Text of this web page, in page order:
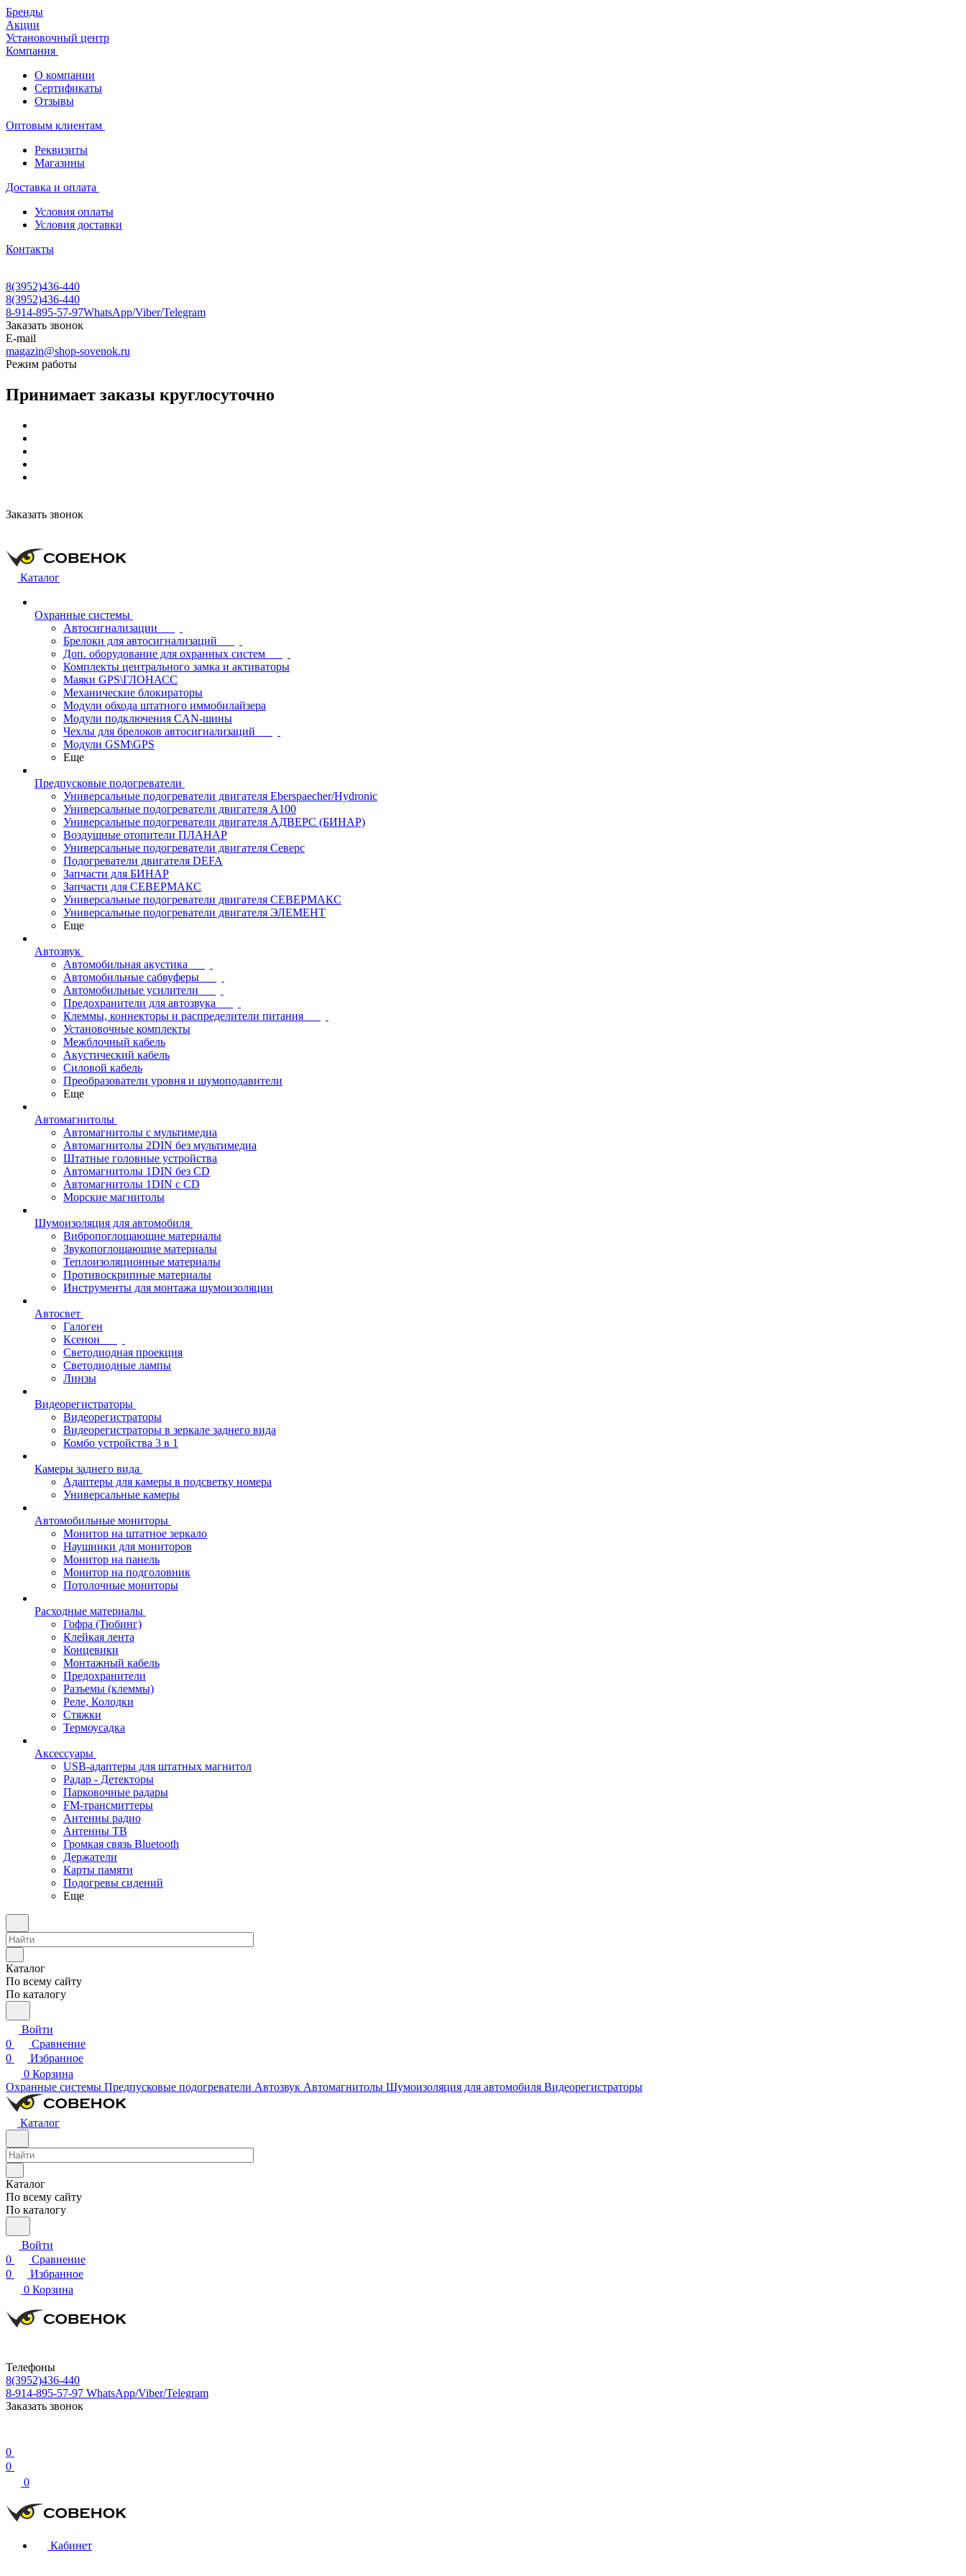
Бренды
Акции
Установочный центр
Компания
О компании
Сертификаты
Отзывы
Оптовым клиентам
Реквизиты
Магазины
Доставка и оплата
Условия оплаты
Условия доставки
Контакты
8(3952)436-440
8(3952)436-440
8-914-895-57-97WhatsApp/Viber/Telegram
Заказать звонок
E-mail
magazin@shop-sovenok.ru
Режим работы
Принимает заказы круглосуточно
Заказать звонок
Каталог
Охранные системы
Автосигнализации
Брелоки для автосигнализаций
Доп. оборудование для охранных систем
Комплекты центрального замка и активаторы
Маяки GPS\ГЛОНАСС
Механические блокираторы
Модули обхода штатного иммобилайзера
Модули подключения CAN-шины
Чехлы для брелоков автосигнализаций
Модули GSM\GPS
Еще
Предпусковые подогреватели
Универсальные подогреватели двигателя Eberspaecher/Hydronic
Универсальные подогреватели двигателя A100
Универсальные подогреватели двигателя АДВЕРС (БИНАР)
Воздушные отопители ПЛАНАР
Универсальные подогреватели двигателя Северс
Подогреватели двигателя DEFA
Запчасти для БИНАР
Запчасти для СЕВЕРМАКС
Универсальные подогреватели двигателя СЕВЕРМАКС
Универсальные подогреватели двигателя ЭЛЕМЕНТ
Еще
Автозвук
Автомобильная акустика
Автомобильные сабвуферы
Автомобильные усилители
Предохранители для автозвука
Клеммы, коннекторы и распределители питания
Установочные комплекты
Межблочный кабель
Акустический кабель
Силовой кабель
Преобразователи уровня и шумоподавители
Еще
Автомагнитолы
Автомагнитолы с мультимедиа
Автомагнитолы 2DIN без мультимедиа
Штатные головные устройства
Автомагнитолы 1DIN без CD
Автомагнитолы 1DIN с CD
Морские магнитолы
Шумоизоляция для автомобиля
Вибропоглощающие материалы
Звукопоглощающие материалы
Теплоизоляционные материалы
Противоскрипные материалы
Инструменты для монтажа шумоизоляции
Автосвет
Галоген
Ксенон
Светодиодная проекция
Светодиодные лампы
Линзы
Видеорегистраторы
Видеорегистраторы
Видеорегистраторы в зеркале заднего вида
Комбо устройства 3 в 1
Камеры заднего вида
Адаптеры для камеры в подсветку номера
Универсальные камеры
Автомобильные мониторы
Монитор на штатное зеркало
Наушники для мониторов
Монитор на панель
Монитор на подголовник
Потолочные мониторы
Расходные материалы
Гофра (Тюбинг)
Клейкая лента
Концевики
Монтажный кабель
Предохранители
Разъемы (клеммы)
Реле, Колодки
Стяжки
Термоусадка
Аксессуары
USB-адаптеры для штатных магнитол
Радар - Детекторы
Парковочные радары
FM-трансмиттеры
Антенны радио
Антенны ТВ
Громкая связь Bluetooth
Держатели
Карты памяти
Подогревы сидений
Еще
Каталог
По всему сайту
По каталогу
Войти
0
Сравнение
0
Избранное
0 Корзина
Охранные системы Предпусковые подогреватели Автозвук Автомагнитолы Шумоизоляция для автомобиля Видеорегистраторы
Каталог
Каталог
По всему сайту
По каталогу
Войти
0
Сравнение
0
Избранное
0 Корзина
Телефоны
8(3952)436-440
8-914-895-57-97 WhatsApp/Viber/Telegram
Заказать звонок
0
0
0
Кабинет